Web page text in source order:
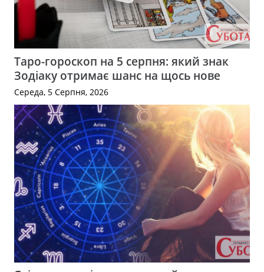
Таро-гороскоп на 5 серпня: який знак
Зодіаку отримає шанс на щось нове
Середа, 5 Серпня, 2026